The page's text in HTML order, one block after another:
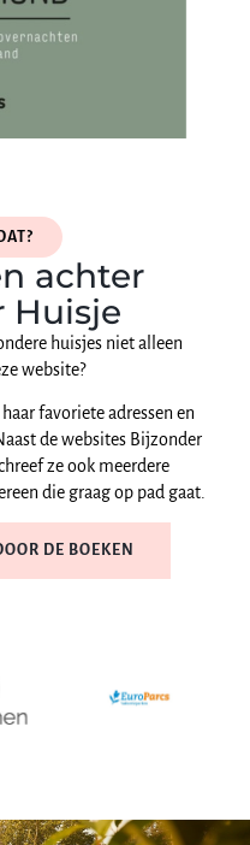
achter
Huisje
huisjes niet alleen
website?
favoriete adressen en
de websites Bijzonder
ze ook meerdere
die graag op pad gaat.
DE BOEKEN